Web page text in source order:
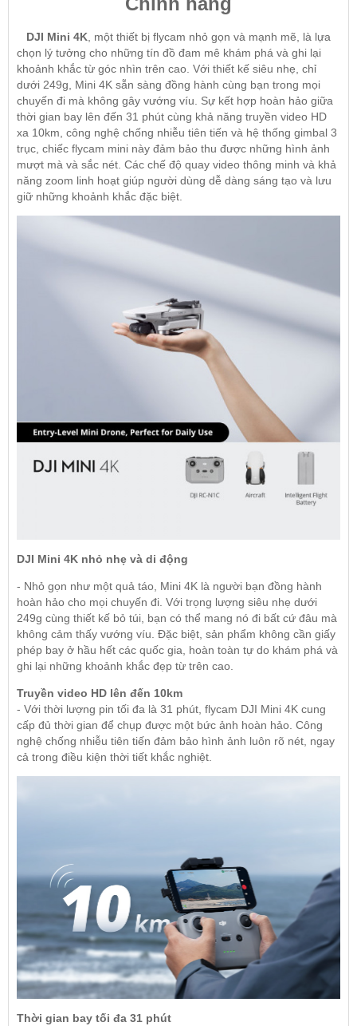
DJI Mini 4K, một thiết bị flycam nhỏ gọn và mạnh mẽ, là lựa
chọn lý tưởng cho những tín đồ đam mê khám phá và ghi lại
khoảnh khắc từ góc nhìn trên cao. Với thiết kế siêu nhẹ, chỉ
dưới 249g, Mini 4K sẵn sàng đồng hành cùng bạn trong mọi
chuyến đi mà không gây vướng víu. Sự kết hợp hoàn hảo giữa
thời gian bay lên đến 31 phút cùng khả năng truyền video HD
xa 10km, công nghệ chống nhiễu tiên tiến và hệ thống gimbal 3
trục, chiếc flycam mini này đảm bảo thu được những hình ảnh
mượt mà và sắc nét. Các chế độ quay video thông minh và khả
năng zoom linh hoạt giúp người dùng dễ dàng sáng tạo và lưu
giữ những khoảnh khắc đặc biệt.
DJI Mini 4K nhỏ nhẹ và di động
- Nhỏ gọn như một quả táo, Mini 4K là người bạn đồng hành
hoàn hảo cho mọi chuyến đi. Với trọng lượng siêu nhẹ dưới
249g cùng thiết kế bỏ túi, bạn có thể mang nó đi bất cứ đâu mà
không cảm thấy vướng víu. Đặc biệt, sản phẩm không cần giấy
phép bay ở hầu hết các quốc gia, hoàn toàn tự do khám phá và
ghi lại những khoảnh khắc đẹp từ trên cao.
Truyền video HD lên đến 10km
- Với thời lượng pin tối đa là 31 phút, flycam DJI Mini 4K cung
cấp đủ thời gian để chụp được một bức ảnh hoàn hảo. Công
nghệ chống nhiễu tiên tiến đảm bảo hình ảnh luôn rõ nét, ngay
cả trong điều kiện thời tiết khắc nghiệt.
Thời gian bay tối đa 31 phút